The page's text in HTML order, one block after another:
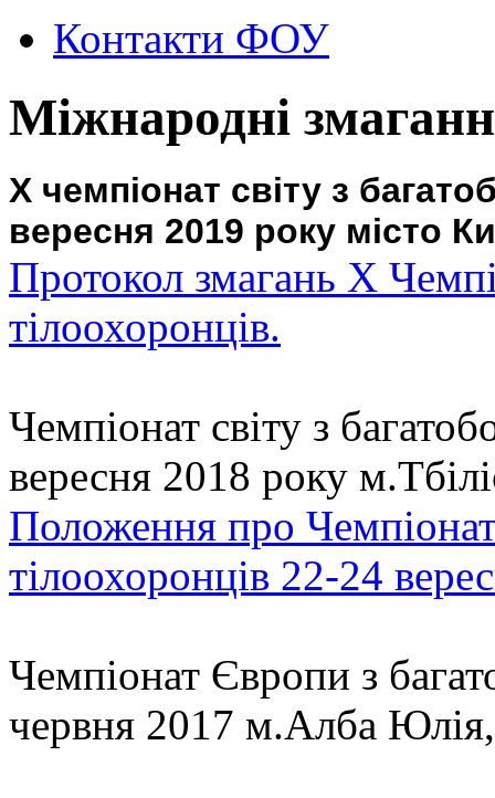
Контакти ФОУ
Міжнародні
X чемпіонат світу з
вересня 2019 року місто
Протокол змагань X
тілоохоронців.
Чемпіонат світу з
вересня 2018 року
Положення про Чемпіонат
тілоохоронців 22-24
Чемпіонат Європи з
червня 2017 м.Алба